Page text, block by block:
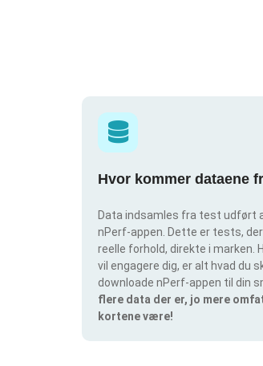
Hvor kommer dataene
Data indsamles fra test udført
nPerf-appen. Dette er tests,
reelle forhold, direkte i marken.
vil engagere dig, er alt hvad du
downloade nPerf-appen til din
flere data der er, jo mere
kortene være!